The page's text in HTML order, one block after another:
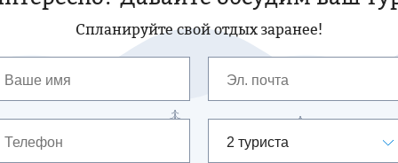
Спланируйте свой отдых заранее!
2 туриста